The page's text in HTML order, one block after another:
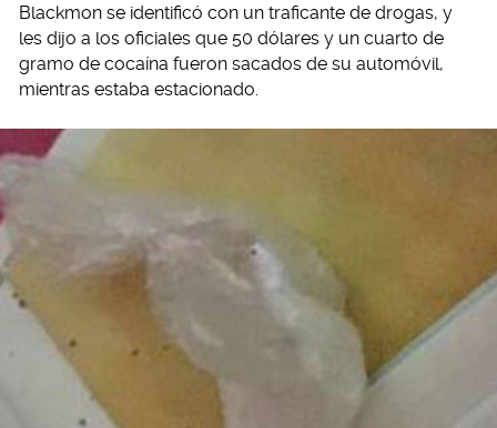
Blackmon se identificó con un traficante de drogas, y
les dijo a los oficiales que 50 dólares y un cuarto de
gramo de cocaína fueron sacados de su automóvil,
mientras estaba estacionado.